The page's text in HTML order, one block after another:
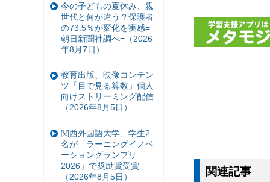
関連記事
今の子どもの夏休み、親
世代と何が違う？保護者
の73.5％が変化を実感=
朝日新聞社調べ=（2026
年8月7日）
教育出版、映像コンテン
ツ「目で見る算数」個人
向けストリーミング配信
（2026年8月5日）
関西外国語大学、学生2
名が「ラーニングイノベ
ーショングランプリ
2026」で奨励賞受賞
（2026年8月5日）